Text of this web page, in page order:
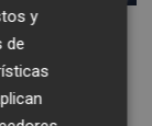
y
de